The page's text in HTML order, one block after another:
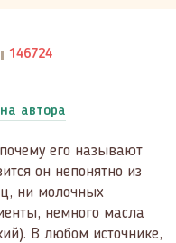
146724
на автора
его называют
он непонятно из
ни молочных
немного масла
В любом источнике,